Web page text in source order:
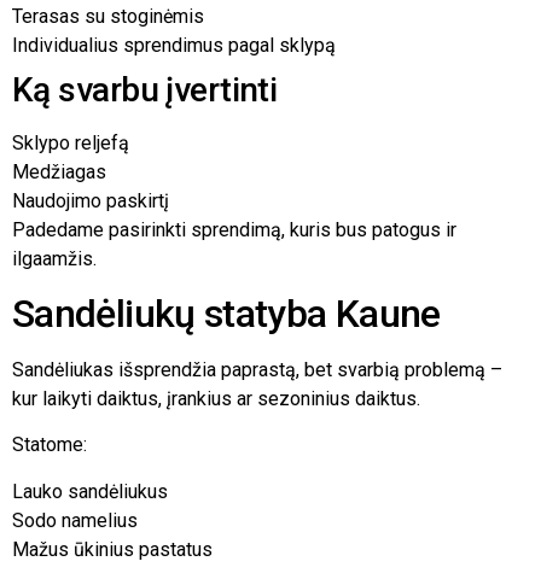
Terasas su stoginėmis
Individualius sprendimus pagal sklypą
Ką svarbu įvertinti
Sklypo reljefą
Medžiagas
Naudojimo paskirtį
Padedame pasirinkti sprendimą, kuris bus patogus ir
ilgaamžis.
Sandėliukų statyba Kaune
Sandėliukas išsprendžia paprastą, bet svarbią problemą –
kur laikyti daiktus, įrankius ar sezoninius daiktus.
Statome:
Lauko sandėliukus
Sodo namelius
Mažus ūkinius pastatus